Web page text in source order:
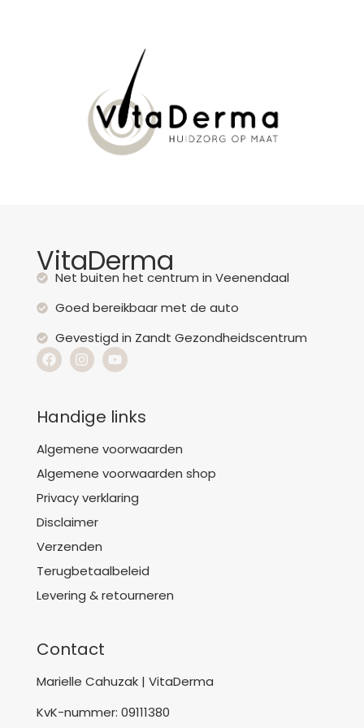
VitaDerma
Net buiten het centrum in Veenendaal
Goed bereikbaar met de auto
Gevestigd in Zandt Gezondheidscentrum
Handige links
Algemene voorwaarden
Algemene voorwaarden shop
Privacy verklaring
Disclaimer
Verzenden
Terugbetaalbeleid
Levering & retourneren
Contact
Marielle Cahuzak | VitaDerma
KvK-nummer: 09111380